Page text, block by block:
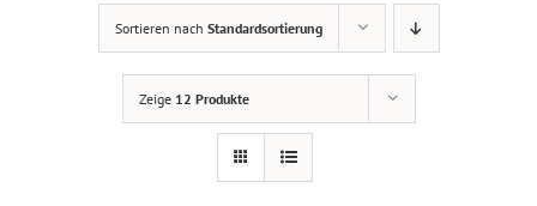
Sortieren nach Standardsortierung
Zeige 12 Produkte